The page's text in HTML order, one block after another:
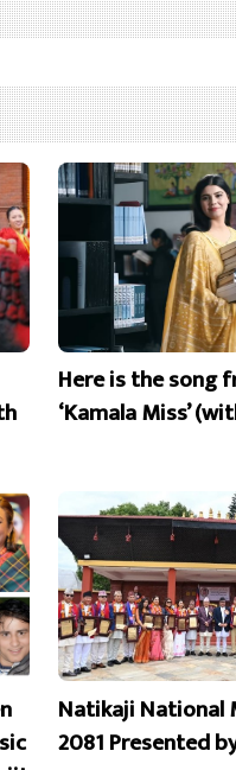
Here is the song
‘Kamala Miss’
Natikaji National
2081 Presented